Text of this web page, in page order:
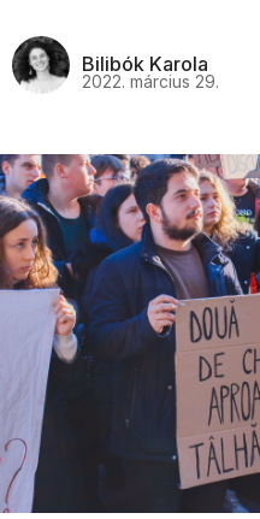
Bilibók Karola
2022. március 29.